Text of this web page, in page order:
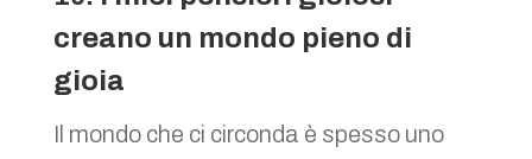
creano un mondo pieno di
gioia
Il mondo che ci circonda è spesso uno